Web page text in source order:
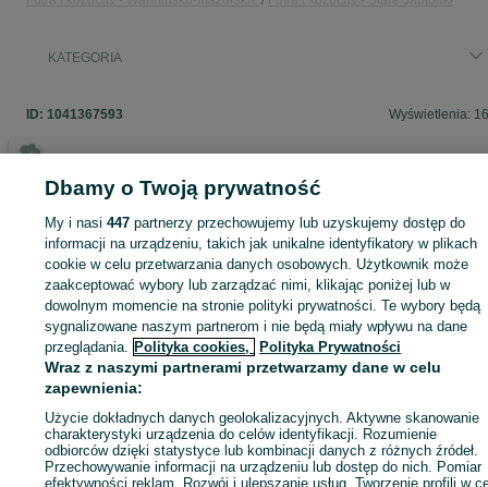
KATEGORIA
ID: 1041367593 Wyświetlenia:
Zaloguj się lub załóż konto na OLX, aby skontaktować się z
sprzedającym
Zaloguj się / Załóż konto
Kup
Dbamy o Twoją prywatność
My i nasi447 partnerzy przechowujemy lub uzyskujemy dostęp do
informacji na urządzeniu, takich jak unikalne identyfikatory w plikach
cookie w celu przetwarzania danych osobowych. Użytkownik może
zaakceptować wybory lub zarządzać nimi, klikając poniżej lub w
dowolnym momencie na stronie polityki prywatności. Te wybory będą
sygnalizowane naszym partnerom i nie będą miały wpływu na dane
przeglądania. Polityka cookies, Polityka Prywatności
Wraz z naszymi partnerami przetwarzamy dane w celu
zapewnienia:
Użycie dokładnych danych geolokalizacyjnych. Aktywne skanowanie
charakterystyki urządzenia do celów identyfikacji. Rozumienie
odbiorców dzięki statystyce lub kombinacji danych z różnych źródeł.
Przechowywanie informacji na urządzeniu lub dostęp do nich. Pomiar
efektywności reklam. Rozwój i ulepszanie usług. Tworzenie profili w